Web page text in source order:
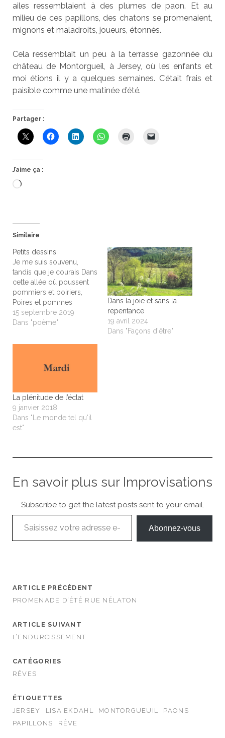
ailes ressemblaient à des plumes de paon. Et au
milieu de ces papillons, des chatons se promenaient,
mignons et maladroits, joueurs, étonnés.
Cela ressemblait un peu à la terrasse gazonnée du
château de Montorgueil, à Jersey, où les enfants et
moi étions il y a quelques semaines. C’était frais et
paisible comme une matinée d’été.
Partager :
J’aime ça :
Chargement…
Similaire
Petits dessins
Je me suis souvenu,
tandis que je courais Dans
cette allée où poussent
pommiers et poiriers,
Poires et pommes
emballées dans de petits
papiers, De ses jolis
elle fait, Amoureusement
Oh ! Ces petits dessins
qu'amoureuse elle fait,
de…
15 septembre 2019
Dans "poème"
Dans la joie et sans la
repentance
19 avril 2024
Dans "Façons d'être"
La plénitude de l’éclat
9 janvier 2018
Dans "Le monde tel qu'il
est"
En savoir plus sur Improvisations
Subscribe to get the latest posts sent to your email.
Saisissez votre adresse e-mail…
Abonnez-vous
ARTICLE PRÉCÉDENT
PROMENADE D’ÉTÉ RUE NÉLATON
ARTICLE SUIVANT
L’ENDURCISSEMENT
CATÉGORIES
RÊVES
ÉTIQUETTES
JERSEY
LISA EKDAHL MONTORGUEUIL
PAONS
PAPILLONS
RÊVE